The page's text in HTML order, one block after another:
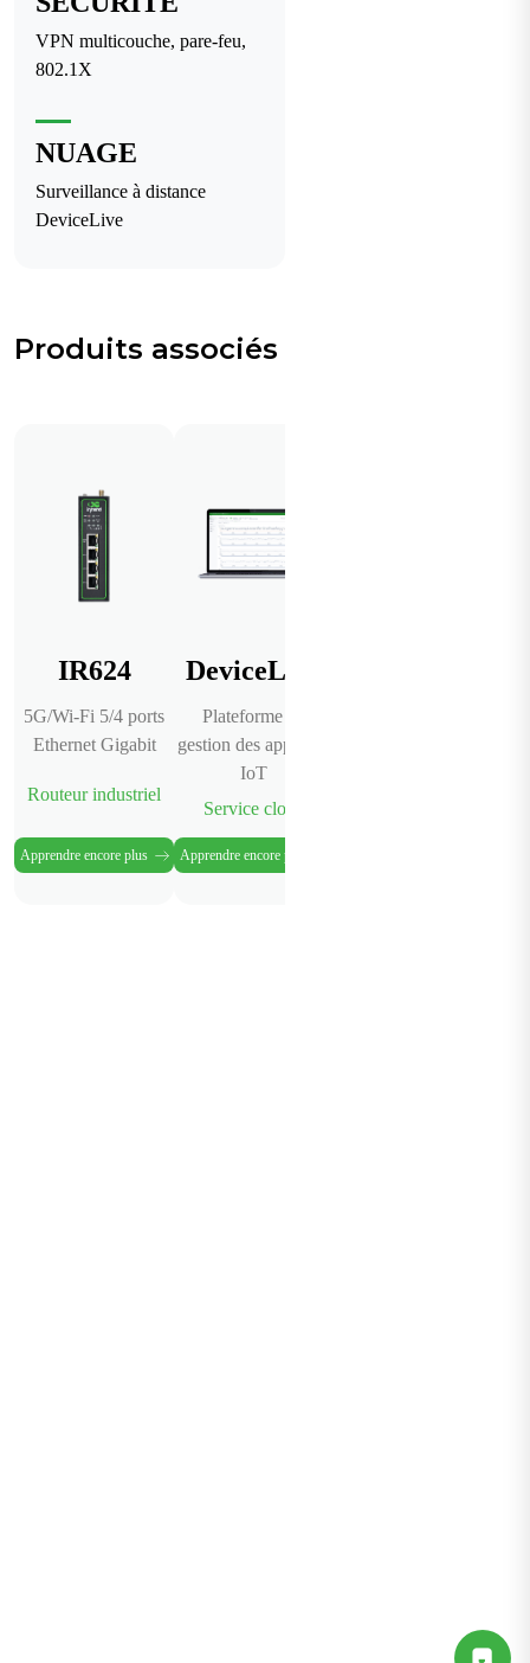
VPN multicouche, pare-feu,
802.1X
NUAGE
Surveillance à distance
DeviceLive
Produits associés
IR624
5G/Wi-Fi 5/4 ports
Ethernet Gigabit
Routeur industriel
Apprendre encore plus
DeviceLive
Plateforme de
gestion des appareils
IoT
Service cloud
Apprendre encore plus